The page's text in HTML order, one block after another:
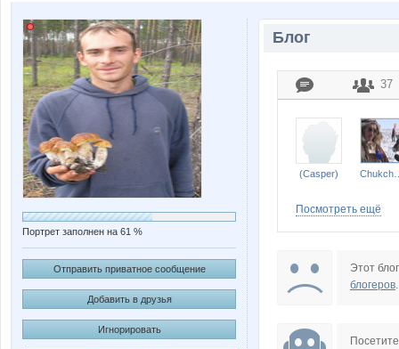
Портрет заполнен на 61 %
Отправить приватное сообщение
Добавить в друзья
Игнорировать
Блог
37
(Casper)
Zu-zu
Посмотреть ещё
Этот
блогеров.